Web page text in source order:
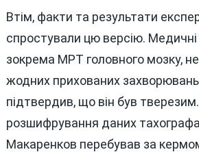
Втім, факти та результати
спростували цю версію.
зокрема МРТ головного мозку,
жодних прихованих захворювань,
підтвердив, що він був
розшифрування даних
Макаренков перебував за